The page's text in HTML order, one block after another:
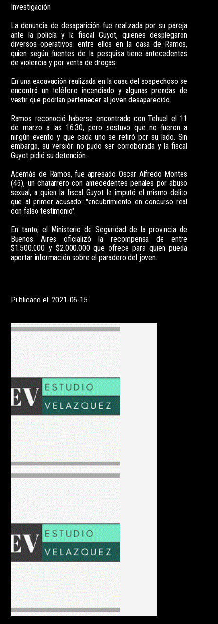
Investigación
La denuncia de desaparición fue realizada por su pareja
ante la policía y la fiscal Guyot, quienes desplegaron
diversos operativos, entre ellos en la casa de Ramos,
quien según fuentes de la pesquisa tiene antecedentes
de violencia y por venta de drogas.
En una excavación realizada en la casa del sospechoso se
encontró un teléfono incendiado y algunas prendas de
vestir que podrían pertenecer al joven desaparecido.
Ramos reconoció haberse encontrado con Tehuel el 11
de marzo a las 16.30, pero sostuvo que no fueron a
ningún evento y que cada uno se retiró por su lado. Sin
embargo, su versión no pudo ser corroborada y la fiscal
Guyot pidió su detención.
Además de Ramos, fue apresado Oscar Alfredo Montes
(46), un chatarrero con antecedentes penales por abuso
sexual, a quien la fiscal Guyot le imputó el mismo delito
que al primer acusado: "encubrimiento en concurso real
con falso testimonio".
En tanto, el Ministerio de Seguridad de la provincia de
Buenos Aires oficializó la recompensa de entre
$1.500.000 y $2.000.000 que ofrece para quien pueda
aportar información sobre el paradero del joven.
Publicado el: 2021-06-15